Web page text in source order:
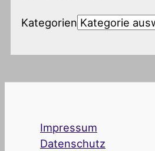
Kategorien
Impressum
Datenschutz